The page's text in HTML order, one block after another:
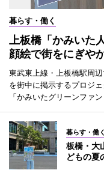
暮らす・働く
上板橋「かみい
顔絵で街をにぎや
東武東上線・上板橋駅周
を街中に掲示するプロジ
「かみいたグリーンファ
暮らす・働く
板橋・大
どもの夏